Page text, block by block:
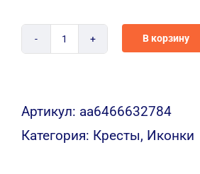
Количество
В корзину
Артикул: aa6466632784
Категория: Кресты, Иконки